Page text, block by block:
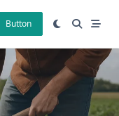
Button